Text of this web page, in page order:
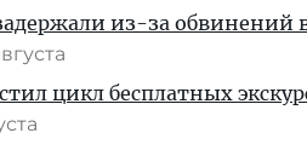
из-за обвинений
цикл бесплатных